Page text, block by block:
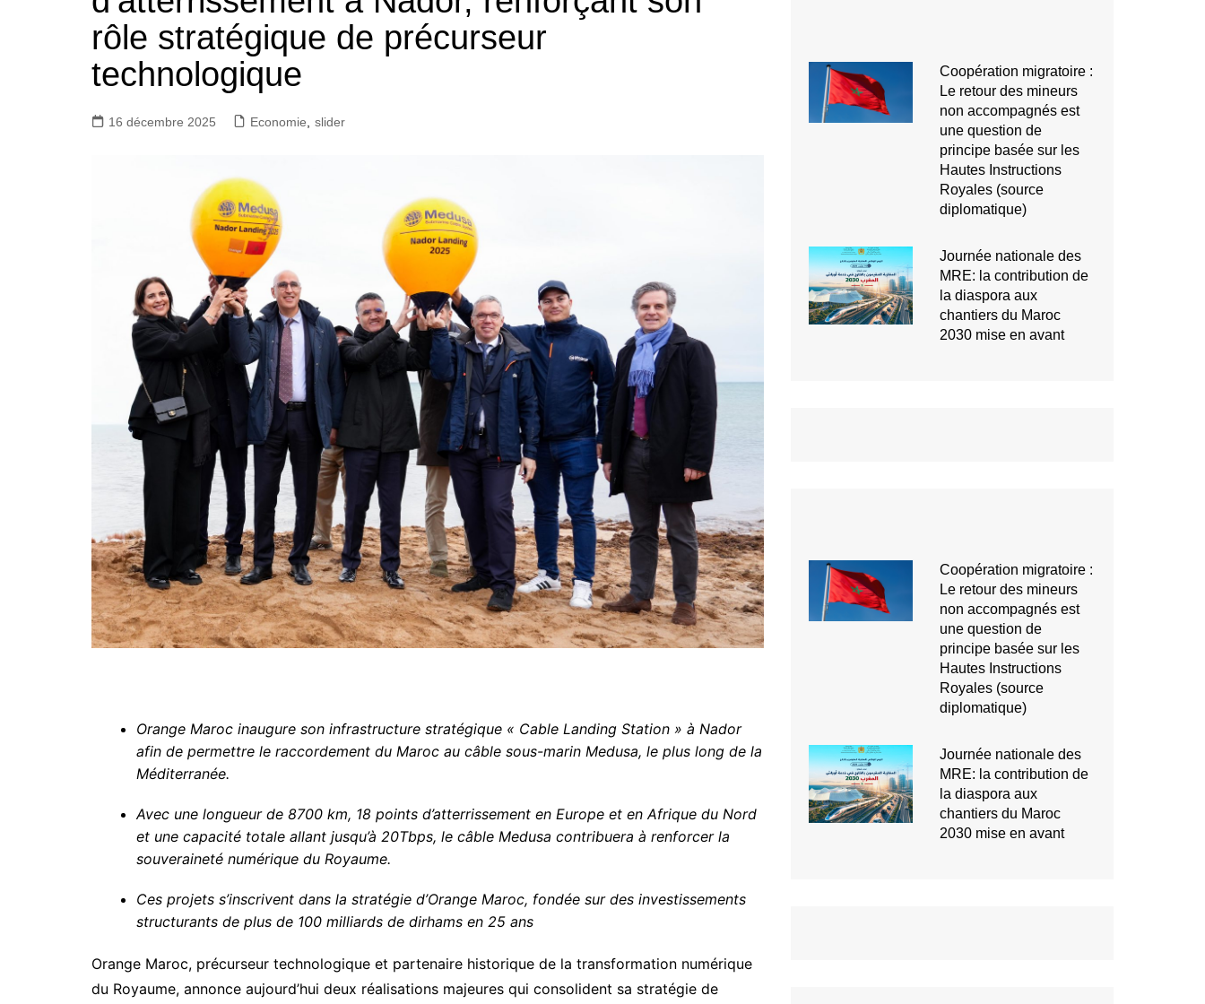
rôle stratégique de précurseur
technologique
16 décembre 2025 Economie slider
Orange Maroc inaugure son infrastructure stratégique « Cable Landing Station » à Nador
afin de permettre le raccordement du Maroc au câble sous-marin Medusa, le plus long de la
Méditerranée.
Avec une longueur de 8700 km, 18 points d’atterrissement en Europe et en Afrique du Nord
et une capacité totale allant jusqu’à 20Tbps, le câble Medusa contribuera à renforcer la
souveraineté numérique du Royaume.
Ces projets s’inscrivent dans la stratégie d’Orange Maroc, fondée sur des investissements
structurants de plus de 100 milliards de dirhams en 25 ans
Orange Maroc, précurseur technologique et partenaire historique de la transformation numérique
du Royaume, annonce aujourd’hui deux réalisations majeures qui consolident sa stratégie de
Coopération migratoire :
Le retour des mineurs
non accompagnés est
une question de
principe basée sur les
Hautes Instructions
Royales (source
diplomatique)
Journée nationale des
MRE: la contribution de
la diaspora aux
chantiers du Maroc
2030 mise en avant
Coopération migratoire :
Le retour des mineurs
non accompagnés est
une question de
principe basée sur les
Hautes Instructions
Royales (source
diplomatique)
Journée nationale des
MRE: la contribution de
la diaspora aux
chantiers du Maroc
2030 mise en avant